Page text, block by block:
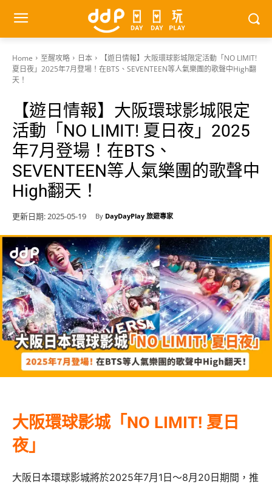
Home 至醒攻略 日本
【遊日情報】大阪環球影城限定活動「NO LIMIT!
夏日夜」2025年7月登場！在BTS、SEVENTEEN等人氣樂團的歌聲中High翻
天！
【遊日情報】大阪環球影城限定
活動「NO LIMIT! 夏日夜」2025
年7月登場！在BTS、
SEVENTEEN等人氣樂團的歌聲中
High翻天！
更新日期:2025-05-19 By DayDayPlay 旅遊專家
大阪環球影城「NO LIMIT! 夏日
夜」
大阪日本環球影城將於2025年7月1日～8月20日期間，推